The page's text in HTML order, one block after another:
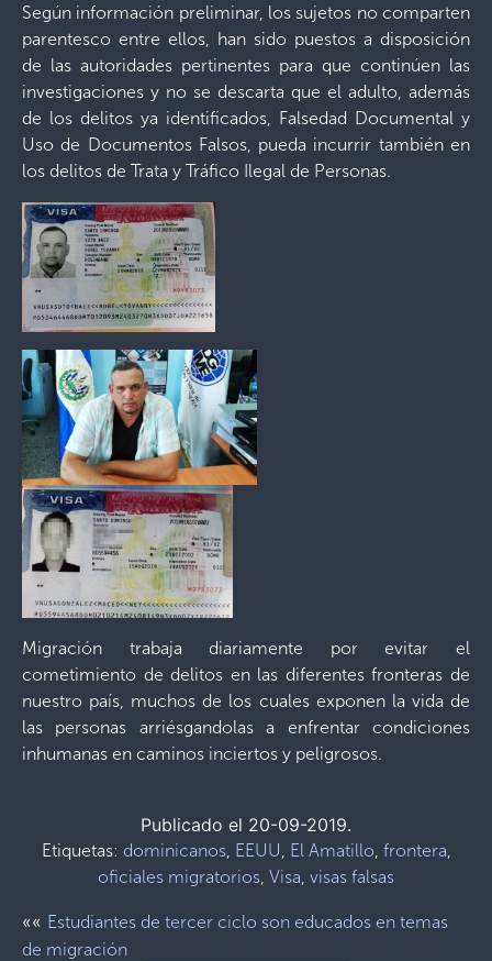
Según información preliminar, los sujetos no comparten
parentesco entre ellos, han sido puestos a disposición
de las autoridades pertinentes para que continúen las
investigaciones y no se descarta que el adulto, además
de los delitos ya identificados, Falsedad Documental y
Uso de Documentos Falsos, pueda incurrir también en
los delitos de Trata y Tráfico Ilegal de Personas.
Migración trabaja diariamente por evitar el
cometimiento de delitos en las diferentes fronteras de
nuestro país, muchos de los cuales exponen la vida de
las personas arriésgandolas a enfrentar condiciones
inhumanas en caminos inciertos y peligrosos.
Publicado el 20-09-2019.
Etiquetas: dominicanos, EEUU, El Amatillo, frontera,
oficiales migratorios, Visa, visas falsas
«« Estudiantes de tercer ciclo son educados en temas
de migración